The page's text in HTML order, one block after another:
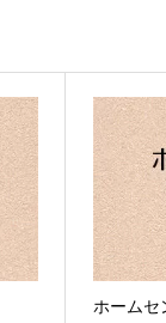
ホームセ